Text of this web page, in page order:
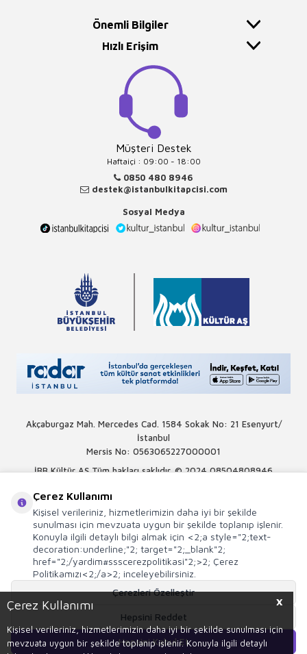
X
Çerez Kullanımı
Kişisel verileriniz, hizmetlerimizin daha iyi bir şekilde sunulması için
mevzuata uygun bir şekilde toplanıp işlenir. Konuyla ilgili detaylı
Önemli Bilgiler
Hızlı Erişim
Müşteri Destek
Haftaiçi : 09:00 - 18:00
0850 480 8946
destek@istanbulkitapcisi.com
Sosyal Medya
Akçaburgaz Mah. Mercedes Cad. 1584 Sokak No: 21 Esenyurt/
İstanbul
Mersis No: 0563065227000001
İBB Kültür AŞ Tüm hakları saklıdır. © 2024 08504808946
Çerez Kullanımı
Kişisel verileriniz, hizmetlerimizin daha iyi bir şekilde
sunulması için mevzuata uygun bir şekilde toplanıp işlenir.
Konuyla ilgili detaylı bilgi almak için <2;a style="2;text-
decoration:underline;"2; target="2;_blank"2;
href="2;/yardim#ssscerezpolitikasi"2;>2; Çerez
Politikamızı<2;/a>2; inceleyebilirsiniz.
Çerezleri Özelleştir
Hepsini Reddet
Hepsini Kabul Et